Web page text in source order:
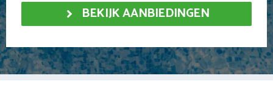
BEKIJK AANBIEDINGEN